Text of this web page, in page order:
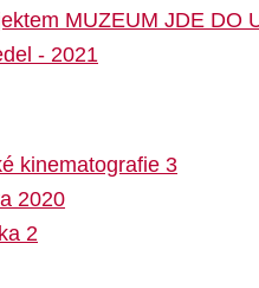
MUZEUM JDE DO
- 2021
kinematografie 3
2020
2